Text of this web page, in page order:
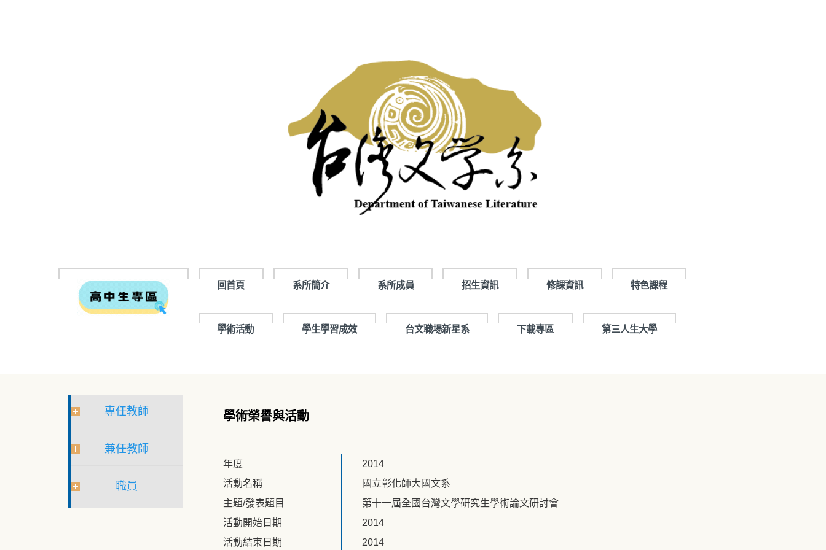
回首頁 系所簡介 系所成員 招生資訊 修課資訊 特色課程
學術活動 學生學習成效 台文職場新星系 下載專區 第三人生大學
專任教師
兼任教師
職員
學術榮譽與活動
年度
2014
活動名稱
國立彰化師大國文系
主題/發表題目
第十一屆全國台灣文學研究生學術論文研討會
活動開始日期
2014
活動結束日期
2014